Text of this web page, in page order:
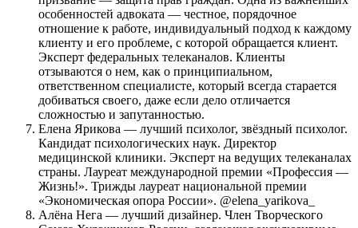
особенностей адвоката — честное, порядочное
отношение к работе, индивидуальный подход к каждому
клиенту и его проблеме, с которой обращается клиент.
Эксперт федеральных телеканалов. Клиенты
отзываются о нем, как о принципиальном,
ответственном специалисте, который всегда старается
добиваться своего, даже если дело отличается
сложностью и запутанностью.
Елена Ярикова — лучший психолог, звёздный психолог.
Кандидат психологических наук. Директор
медицинской клиники. Эксперт на ведущих телеканалах
страны. Лауреат международной премии «Профессия —
Жизнь!». Трижды лауреат национальной премии
«Экономическая опора России». @elena_yarikova_
Алёна Нега — лучший дизайнер. Член Творческого